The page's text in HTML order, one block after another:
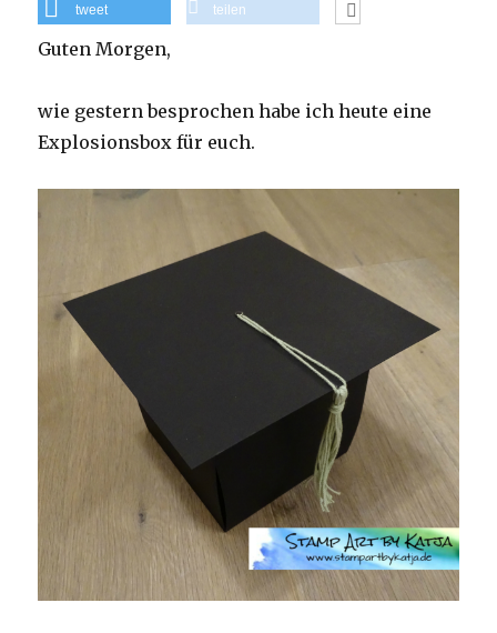
tweet teilen
Guten Morgen,
wie gestern besprochen habe ich heute eine
Explosionsbox für euch.